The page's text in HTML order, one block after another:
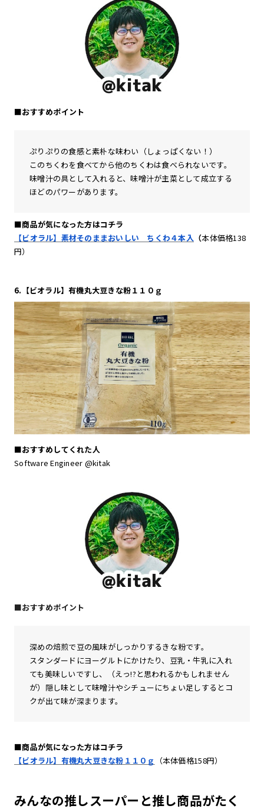
■おすすめポイント
ぷりぷりの食感と素朴な味わい（しょっぱくない！）
このちくわを食べてから他のちくわは食べられないです。
味噌汁の具として入れると、味噌汁が主菜として成立する
ほどのパワーがあります。
■商品が気になった方はコチラ
【ビオラル】素材そのままおいしい ちくわ４本入（本体価格138
円）
6.【ビオラル】有機丸大豆きな粉１１０ｇ
■おすすめしてくれた人
Software Engineer @kitak
■おすすめポイント
深めの焙煎で豆の風味がしっかりするきな粉です。
スタンダードにヨーグルトにかけたり、豆乳・牛乳に入れ
ても美味しいですし、（えっ!?と思われるかもしれません
が）隠し味として味噌汁やシチューにちょい足しするとコ
クが出て味が深まります。
■商品が気になった方はコチラ
【ビオラル】有機丸大豆きな粉１１０ｇ
（本体価格158円）
みんなの推しスーパーと推し商品がたく